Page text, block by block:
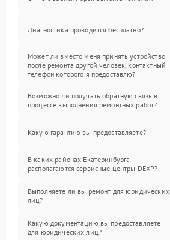
Диагностика проводится бесплатно?
Может ли вместо меня принять устройство
после ремонта другой человек, контактный
телефон которого я предоставлю?
Возможно ли получать обратную связь в
процессе выполнения ремонтных работ?
Какую гарантию вы предоставляете?
В каких районах Екатеринбурга
располагаются сервисные центры DEXP?
Выполняете ли вы ремонт для юридических
лиц?
Какую документацию вы предоставляете
для юридических лиц?